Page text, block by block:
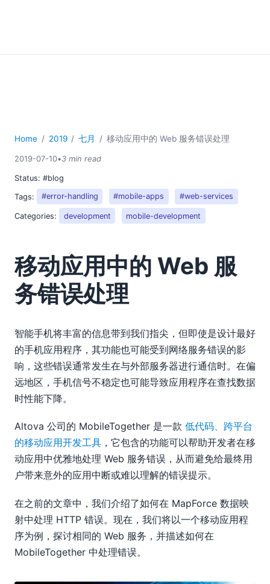
Home 2019 七月 移动应用中的 Web 服务错误处理
2019-07-10•3 min read
Status: #blog
Tags:
#error-handling #mobile-apps #web-services
Categories: development mobile-development
移动应用中的 Web 服
务错误处理
智能手机将丰富的信息带到我们指尖，但即使是设计最好
的手机应用程序，其功能也可能受到网络服务错误的影
响，这些错误通常发生在与外部服务器进行通信时。在偏
远地区，手机信号不稳定也可能导致应用程序在查找数据
时性能下降。
Altova 公司的 MobileTogether 是一款 低代码、跨平台
的移动应用开发工具 ，它包含的功能可以帮助开发者在移
动应用中优雅地处理 Web 服务错误，从而避免给最终用
户带来意外的应用中断或难以理解的错误提示。
在之前的文章中，我们介绍了如何在 MapForce 数据映
射中处理 HTTP 错误。现在，我们将以一个移动应用程
序为例，探讨相同的 Web 服务，并描述如何在
MobileTogether 中处理错误。